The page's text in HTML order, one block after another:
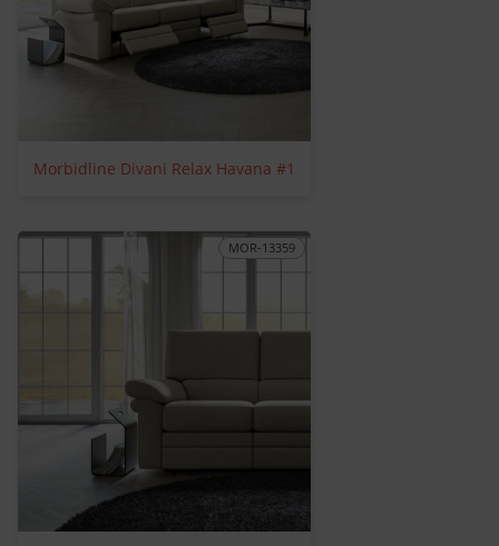
Morbidline Divani Relax Havana #1
MOR-13359